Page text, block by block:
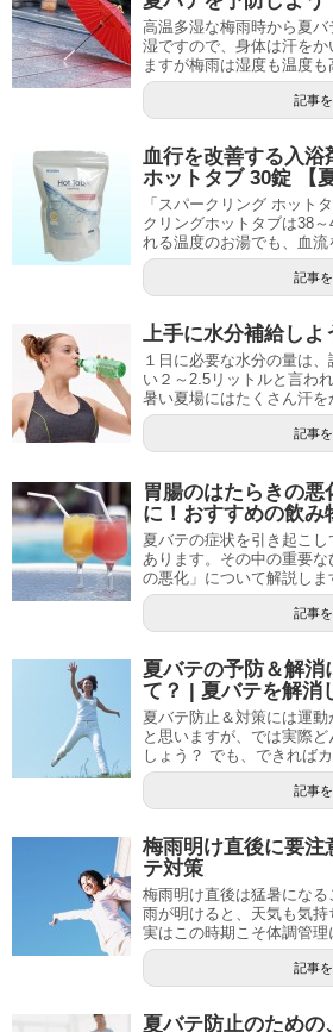
高温多湿な梅雨時から夏
湿ですので、身体は汗を
ますが梅雨は湿度も温度も
記事
血行を改善する入浴
ホットタブ 30錠 【
「スパークリング ホット
クリングホットタブは38
れる温度のお湯でも、血流
記事
上手に水分補給しよ
１日に必要な水分の量は
い２～2.5リットルと言わ
暑い夏場にはたくさん汗を
記事
胃腸のはたらきの悪
に！おすすめの飲み
夏バテの症状を引き起こ
あります。その中の重要
の悪化」について解説しま
記事
夏バテの予防＆解消
て？ | 夏バテを解消
夏バテ防止＆対策には運
と思いますが、では実際
しょう？ でも、できればカ
記事
梅雨明け直後に要注
テ対策
梅雨明け直後は猛暑にな
雨が明けると、天気も気持
実はこの時期こそ体調管理
記事
夏バテ防止のための